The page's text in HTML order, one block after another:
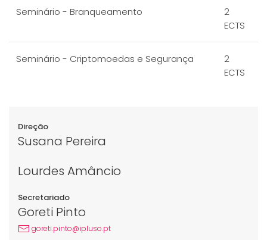
Direção
Susana Pereira
Lourdes Amâncio
Secretariado
Goreti Pinto
goreti.pinto@ipluso.pt
Seminário - Branqueamento
2
ECTS
Seminário - Criptomoedas e Segurança
2
ECTS